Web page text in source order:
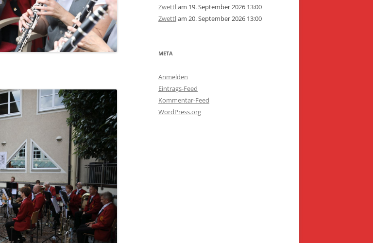
Zwettlam 19. September 2026 13:00
Zwettlam 20. September 2026 13:00
META
Anmelden
Eintrags-Feed
Kommentar-Feed
WordPress.org